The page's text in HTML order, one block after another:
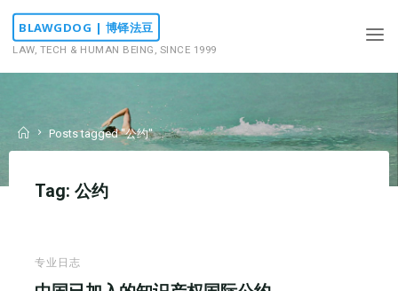
Skip
content
BLAWGDOG | 博铎法豆
LAW, TECH & HUMAN BEING, SINCE 1999
HomePosts tagged "公约"
Tag: 公约
专业日志